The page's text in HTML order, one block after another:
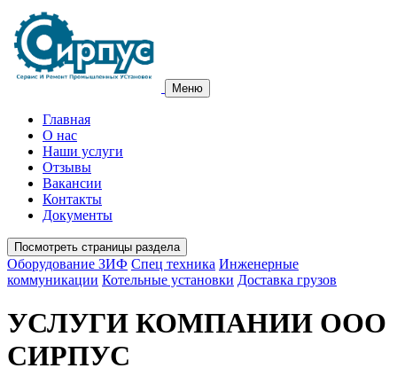
Меню
Главная
О нас
Наши услуги
Отзывы
Вакансии
Контакты
Документы
Посмотреть страницы раздела
Оборудование ЗИФ Спец техника Инженерные
коммуникации Котельные установки Доставка грузов
УСЛУГИ КОМПАНИИ ООО
СИРПУС